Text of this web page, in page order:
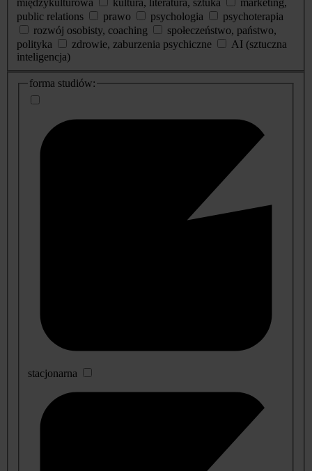
międzykulturowa
kultura, literatura, sztuka
marketing,
public relations
prawo psychologia
psychoterapia
rozwój osobisty, coaching
społeczeństwo, państwo,
polityka
zdrowie, zaburzenia psychiczne
AI (sztuczna
inteligencja)
dodatkowe
informacje
forma studiów:
stacjonarna